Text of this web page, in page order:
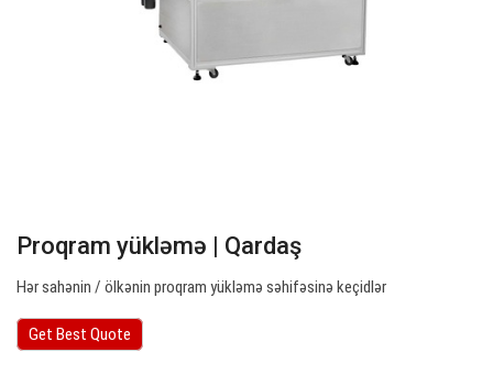
Proqram yükləmə | Qardaş
Hər sahənin / ölkənin proqram yükləmə səhifəsinə keçidlər
Get Best Quote